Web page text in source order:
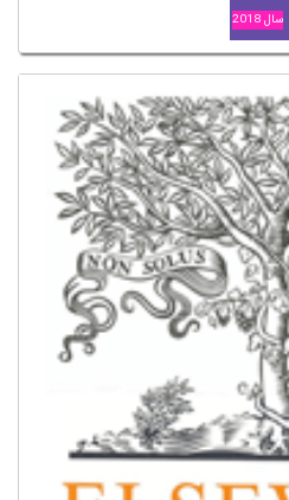
سال 2018